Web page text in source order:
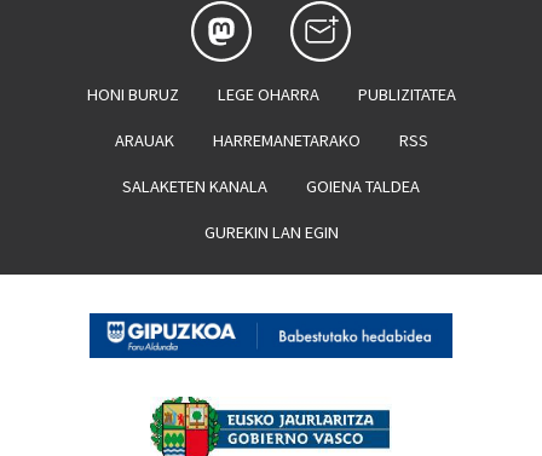
HONI BURUZ LEGE OHARRA PUBLIZITATEA
ARAUAK HARREMANETARAKO RSS
SALAKETEN KANALA GOIENA TALDEA
GUREKIN LAN EGIN